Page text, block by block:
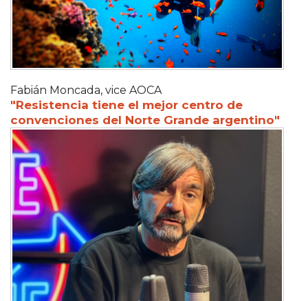
Fabián Moncada, vice AOCA
"Resistencia tiene el mejor centro de
convenciones del Norte Grande argentino"